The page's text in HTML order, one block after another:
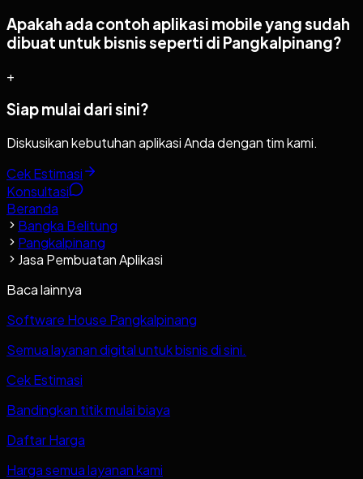
Apakah ada contoh aplikasi mobile yang sudah
dibuat untuk bisnis seperti di Pangkalpinang?
+
Siap mulai dari sini?
Diskusikan kebutuhan aplikasi Anda dengan tim kami.
Cek Estimasi
Konsultasi
Beranda
Bangka Belitung
Pangkalpinang
Jasa Pembuatan Aplikasi
Baca lainnya
Software House Pangkalpinang
Semua layanan digital untuk bisnis di sini.
Cek Estimasi
Bandingkan titik mulai biaya
Daftar Harga
Harga semua layanan kami